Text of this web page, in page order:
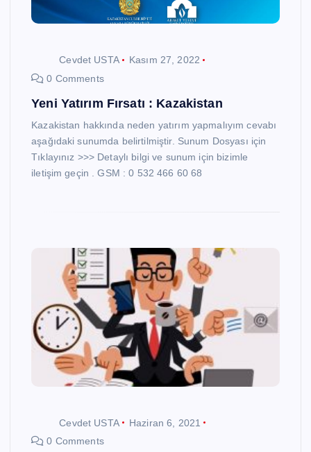
Cevdet USTA
Kasım 27, 2022
0 Comments
Yeni Yatırım Fırsatı : Kazakistan
Kazakistan hakkında neden yatırım yapmalıyım cevabı
aşağıdaki sunumda belirtilmiştir. Sunum Dosyası için
Tıklayınız >>> Detaylı bilgi ve sunum için bizimle
iletişim geçin . GSM : 0 532 466 60 68
Cevdet USTA
Haziran 6, 2021
0 Comments